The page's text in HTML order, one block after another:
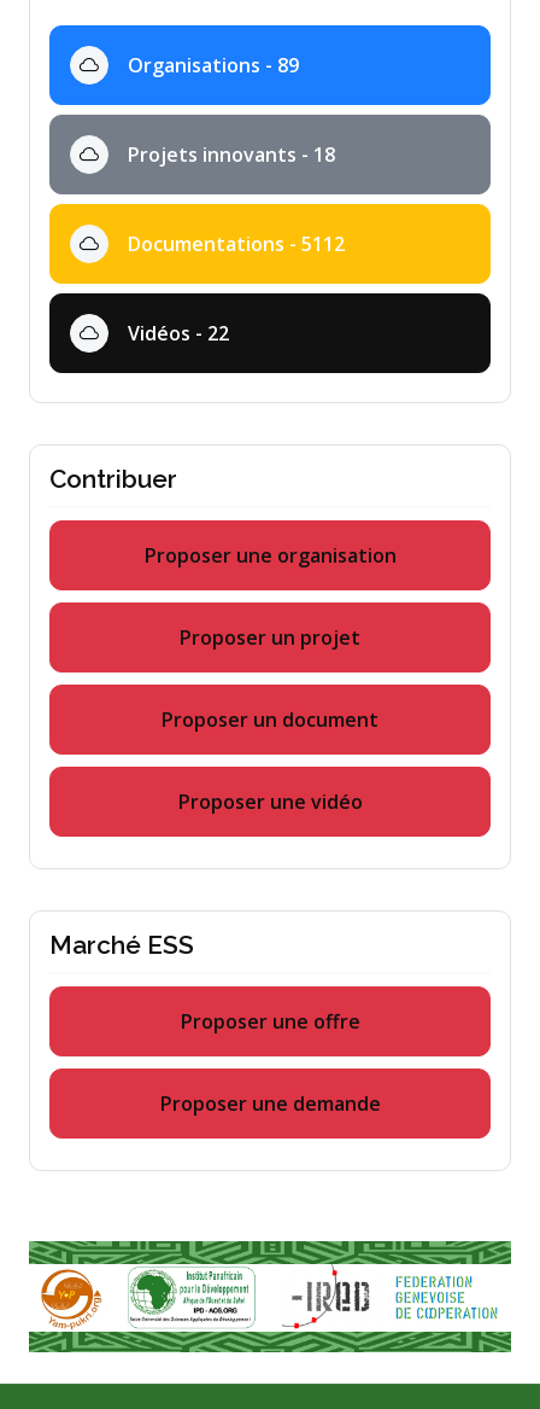
Organisations - 89
Projets innovants - 18
Documentations - 5112
Vidéos - 22
Contribuer
Proposer une organisation
Proposer un projet
Proposer un document
Proposer une vidéo
Marché ESS
Proposer une offre
Proposer une demande